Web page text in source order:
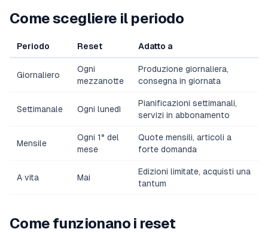
Come scegliere il periodo
Periodo Reset Adatto a
Giornaliero
Ogni
mezzanotte
Produzione giornaliera,
consegna in giornata
Settimanale Ogni lunedì
Pianificazioni settimanali,
servizi in abbonamento
Mensile
Ogni 1° del
mese
Quote mensili, articoli a
forte domanda
A vita Mai
Edizioni limitate, acquisti una
tantum
Come funzionano i reset